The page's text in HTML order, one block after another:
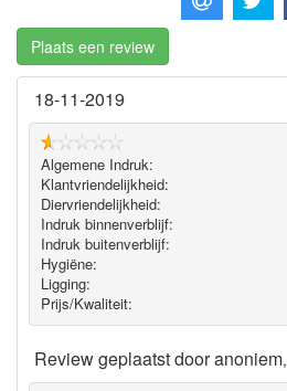
Plaats een review
18-11-2019
Algemene Indruk:
Klantvriendelijkheid:
Diervriendelijkheid:
Indruk binnenverblijf:
Indruk buitenverblijf:
Hygiëne‎:
Ligging:
Prijs/Kwaliteit:
Review geplaatst dooranoniem,